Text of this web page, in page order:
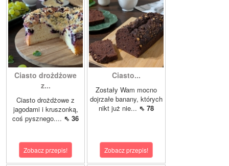
Ciasto drożdżowe
z...
Ciasto drożdżowe z
jagodami i kruszonką,
coś pysznego.... ⇖ 36
Zobacz przepis!
Ciasto...
Zostały Wam mocno
dojrzałe banany, których
nikt już nie... ⇖ 78
Zobacz przepis!